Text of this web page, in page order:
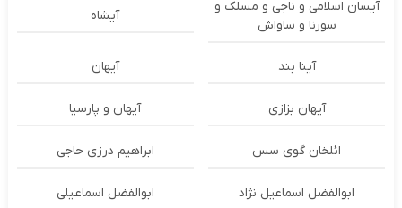
آیسان اسلامی و ناجی و مسلک و
سورنا و ساواش
آیشاه
آینا بند آیهان
آیهان بزازی آیهان و پارسیا
ائلخان گوی سس ابراهیم درزی حاجی
ابوالفضل اسماعیل نژاد ابوالفضل اسماعیلی